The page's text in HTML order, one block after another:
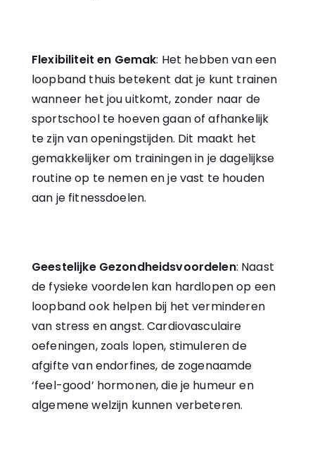
Flexibiliteit en Gemak: Het hebben van een
loopband thuis betekent dat je kunt trainen
wanneer het jou uitkomt, zonder naar de
sportschool te hoeven gaan of afhankelijk
te zijn van openingstijden. Dit maakt het
gemakkelijker om trainingen in je dagelijkse
routine op te nemen en je vast te houden
aan je fitnessdoelen.
Geestelijke Gezondheidsvoordelen: Naast
de fysieke voordelen kan hardlopen op een
loopband ook helpen bij het verminderen
van stress en angst. Cardiovasculaire
oefeningen, zoals lopen, stimuleren de
afgifte van endorfines, de zogenaamde
‘feel-good’ hormonen, die je humeur en
algemene welzijn kunnen verbeteren.